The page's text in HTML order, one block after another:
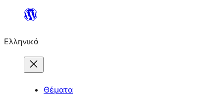
Μετάβαση
περιεχόμενο
Ελληνικά
Θέματα